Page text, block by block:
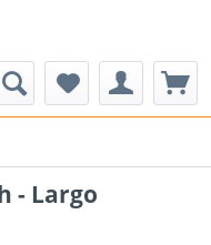
- Largo